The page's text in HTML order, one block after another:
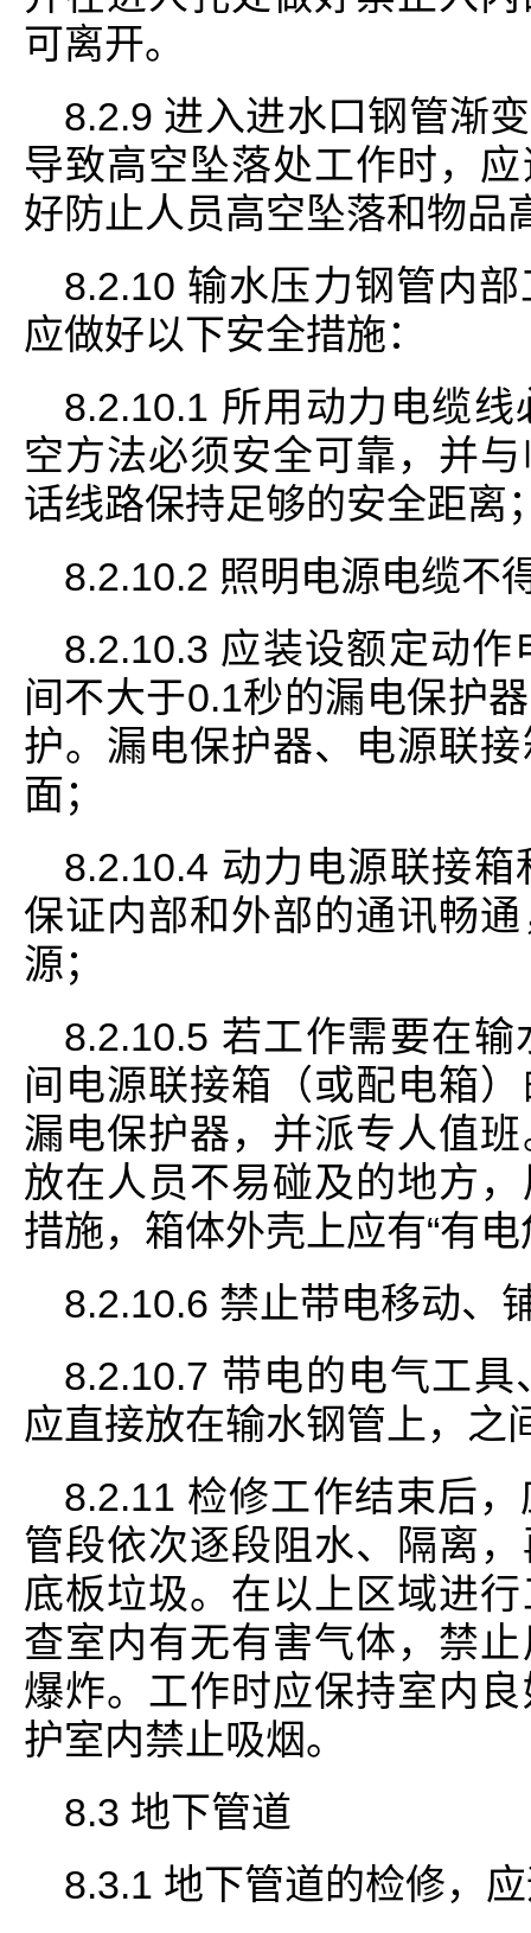
可离开。
8.2.9 进入进水口钢管渐
导致高空坠落处工作时，
好防止人员高空坠落和物品
8.2.10 输水压力钢管内
应做好以下安全措施：
8.2.10.1 所用动力电缆
空方法必须安全可靠，并
话线路保持足够的安全距离
8.2.10.2 照明电源电缆不
8.2.10.3 应装设额定动
间不大于0.1秒的漏电保护
护。漏电保护器、电源联
面；
8.2.10.4 动力电源联接
保证内部和外部的通讯畅
源；
8.2.10.5 若工作需要在
间电源联接箱（或配电箱
漏电保护器，并派专人值
放在人员不易碰及的地方
措施，箱体外壳上应有“有
8.2.10.6 禁止带电移动、
8.2.10.7 带电的电气工
应直接放在输水钢管上，之
8.2.11 检修工作结束后
管段依次逐段阻水、隔离
底板垃圾。在以上区域进
查室内有无有害气体，禁
爆炸。工作时应保持室内
护室内禁止吸烟。
8.3 地下管道
8.3.1 地下管道的检修，